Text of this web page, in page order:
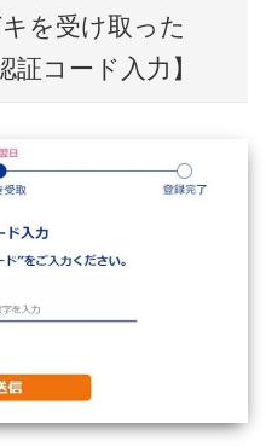
を受け取った
コード入力】